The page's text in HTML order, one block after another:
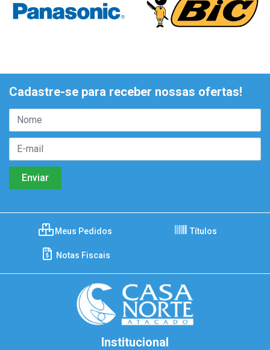
Cadastre-se para receber nossas ofertas!
Meus Pedidos Títulos
Notas Fiscais
Institucional